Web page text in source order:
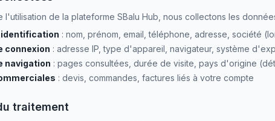
l'utilisation de la plateforme SBalu Hub, nous collectons les
: nom, prénom, email, téléphone, adresse, société
connexion : adresse IP, type d'appareil, navigateur, système
navigation : pages consultées, durée de visite, pays d'origine
: devis, commandes, factures liés à votre compte
traitement